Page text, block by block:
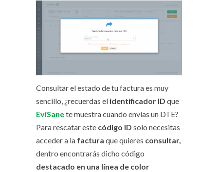
Consultar el estado de tu factura es muy
sencillo, ¿recuerdas el identificador ID que
EviSanete muestra cuando envías un DTE?
Para rescatar este código ID solo necesitas
acceder a la factura que quieres consultar,
dentro encontrarás dicho código
destacado en una línea de color